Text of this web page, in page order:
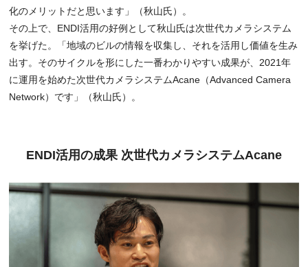
化のメリットだと思います」（秋山氏）。
その上で、ENDI活用の好例として秋山氏は次世代カメラシステム
を挙げた。「地域のビルの情報を収集し、それを活用し価値を生み
出す。そのサイクルを形にした一番わかりやすい成果が、2021年
に運用を始めた次世代カメラシステムAcane（Advanced Camera
Network）です」（秋山氏）。
ENDI活用の成果 次世代カメラシステムAcane